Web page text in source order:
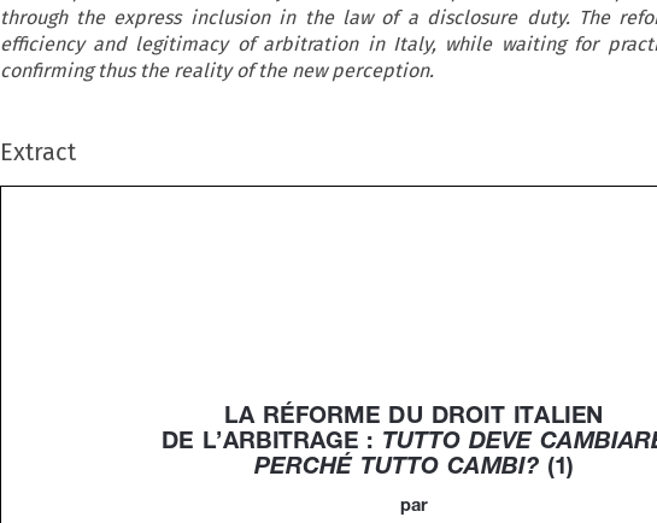
through the express inclusion in the law of a disclosure duty. The
efficiency and legitimacy of arbitration in Italy, while waiting for
confirming thus the reality of the new perception.
Extract


